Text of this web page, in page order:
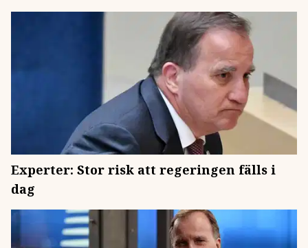
Experter: Stor risk att regeringen fälls i
dag